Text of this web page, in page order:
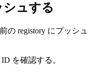
ュする
の registory にプッシュ
を確認する。